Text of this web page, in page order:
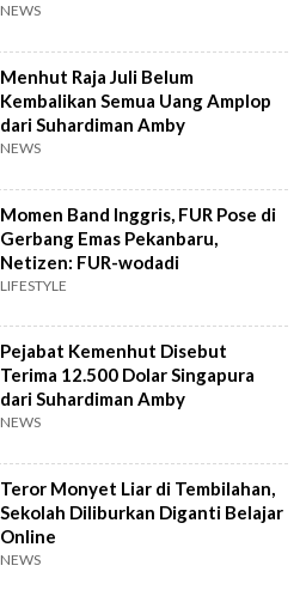
NEWS
Menhut Raja Juli Belum
Kembalikan Semua Uang Amplop
dari Suhardiman Amby
NEWS
Momen Band Inggris, FUR Pose di
Gerbang Emas Pekanbaru,
Netizen: FUR-wodadi
LIFESTYLE
Pejabat Kemenhut Disebut
Terima 12.500 Dolar Singapura
dari Suhardiman Amby
NEWS
Teror Monyet Liar di Tembilahan,
Sekolah Diliburkan Diganti Belajar
Online
NEWS